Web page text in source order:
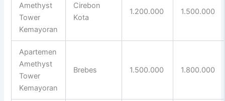
Amethyst
Tower
Kemayoran
Cirebon
Kota
1.200.000 1.500.000
Apartemen
Amethyst
Tower
Kemayoran
Brebes 1.500.000 1.800.000